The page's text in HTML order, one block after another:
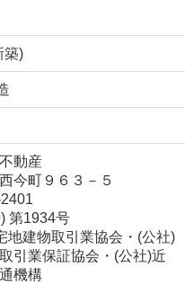
築)
動産
今町９６３－５
第1934号
地建物取引業協会・(公社)
引業保証協会・(公社)近
機構